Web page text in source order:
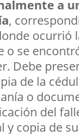
a
,
ocurrió
o se
Debe
de la
o
del
y copia de